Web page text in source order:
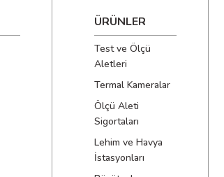
ÜRÜNLER
Test ve Ölçü
Aletleri
Termal Kameralar
Ölçü Aleti
Sigortaları
Lehim ve Havya
İstasyonları